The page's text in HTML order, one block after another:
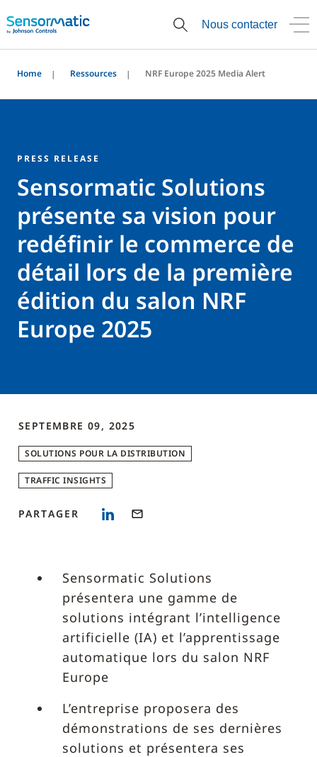
Nous contacter
Home Ressources NRF Europe 2025 Media Alert
PRESS RELEASE
Sensormatic Solutions
présente sa vision pour
redéfinir le commerce de
détail lors de la première
édition du salon NRF
Europe 2025
SEPTEMBRE 09, 2025
SOLUTIONS POUR LA DISTRIBUTION
TRAFFIC INSIGHTS
PARTAGER
Sensormatic Solutions
présentera une gamme de
solutions intégrant l’intelligence
artificielle (IA) et l’apprentissage
automatique lors du salon NRF
Europe
L’entreprise proposera des
démonstrations de ses dernières
solutions et présentera ses